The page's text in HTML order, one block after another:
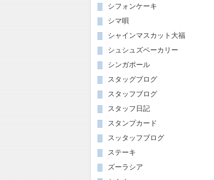
シフォンケーキ
シマ唄
シャインマスカット大福
シュシュズベーカリー
シンガポール
スタッグブログ
スタッフブログ
スタッフ日記
スタンプカード
スッタッフブログ
ステーキ
ズーラシア